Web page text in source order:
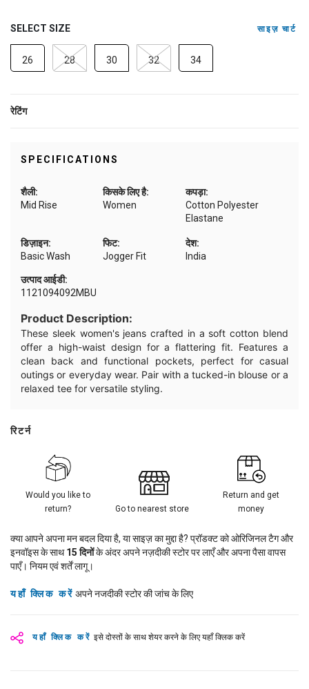
SELECT SIZE साइज़ चार्ट
26 28 30 32 34
रेटिंग
SPECIFICATIONS
शैली:
Mid Rise
किसके लिए है:
Women
कपड़ा:
Cotton Polyester
Elastane
डिज़ाइन:
Basic Wash
फिट:
Jogger Fit
देश:
India
उत्पाद आईडी:
1121094092MBU
Product Description:
These sleek women's jeans crafted in a soft cotton blend
offer a high-waist design for a flattering fit. Features a
clean back and functional pockets, perfect for casual
outings or everyday wear. Pair with a tucked-in blouse or a
relaxed tee for versatile styling.
यहाँ क्लिक करें इसे दोस्तों के साथ शेयर करने के लिए यहाँ क्लिक करें
रिटर्न
Would you like to
return?
Go to nearest store
Return and get
money
क्या आपने अपना मन बदल दिया है, या साइज़ का मुद्दा है? प्रॉडक्ट को ओरिजिनल टैग और
इनवॉइस के साथ15 दिनोंके अंदर अपने नज़दीकी स्टोर पर लाएँ और अपना पैसा वापस
पाएँ। नियम एवं शर्तें लागू।
यहाँ क्लिक करें अपने नजदीकी स्टोर की जांच के लिए